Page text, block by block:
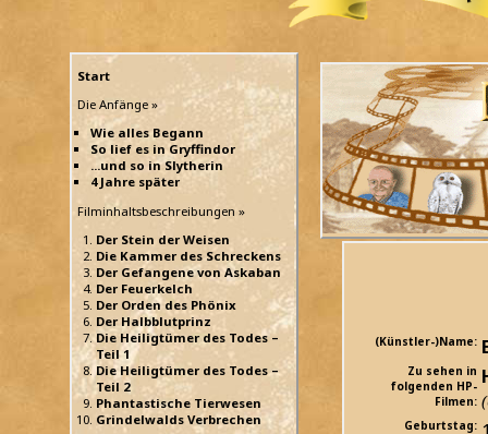
Start
Die Anfänge »
Wie alles Begann
So lief es in Gryffindor
...und so in Slytherin
4 Jahre später
Filminhaltsbeschreibungen »
Der Stein der Weisen
Die Kammer des Schreckens
Der Gefangene von Askaban
Der Feuerkelch
Der Orden des Phönix
Der Halbblutprinz
Die Heiligtümer des Todes –
Teil 1
Die Heiligtümer des Todes –
Teil 2
Phantastische Tierwesen
Grindelwalds Verbrechen
(Künstler-)Name:
Zu sehen in
folgenden HP-
Filmen:
Geburtstag: